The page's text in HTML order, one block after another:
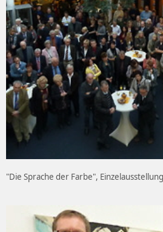
"Die Sprache der Farbe",